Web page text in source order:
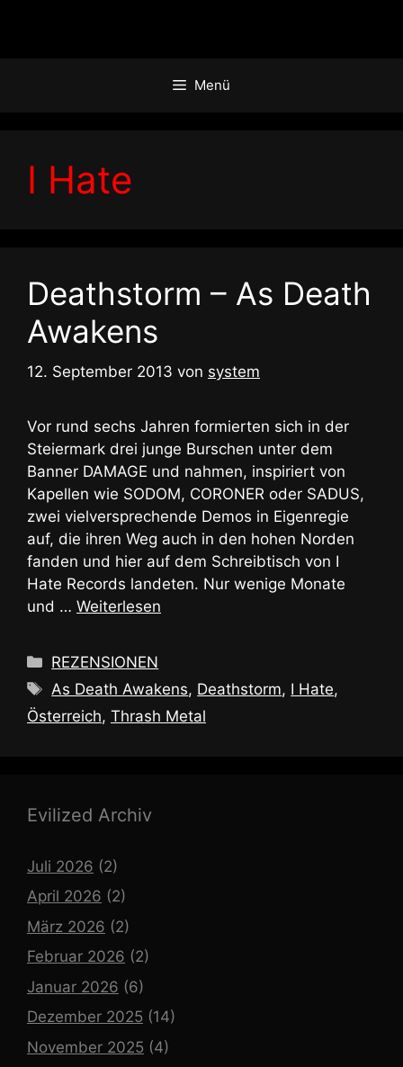
Menü
I Hate
Deathstorm – As Death
Awakens
12. September 2013 von system
Vor rund sechs Jahren formierten sich in der
Steiermark drei junge Burschen unter dem
Banner DAMAGE und nahmen, inspiriert von
Kapellen wie SODOM, CORONER oder SADUS,
zwei vielversprechende Demos in Eigenregie
auf, die ihren Weg auch in den hohen Norden
fanden und hier auf dem Schreibtisch von I
Hate Records landeten. Nur wenige Monate
und … Weiterlesen
Kategorien
REZENSIONEN
Schlagwörter
As Death Awakens, Deathstorm, I Hate,
Österreich, Thrash Metal
Evilized Archiv
Juli 2026 (2)
April 2026 (2)
März 2026 (2)
Februar 2026 (2)
Januar 2026 (6)
Dezember 2025 (14)
November 2025 (4)